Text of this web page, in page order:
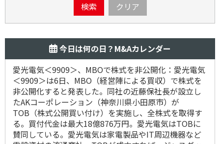
検索 クリア
今日は何の日？M&Aカレンダー
愛光電気＜9909＞、MBOで株式を非公開化：愛光電気
＜9909＞は6日、MBO（経営陣による買収）で株式を
非公開化すると発表した。同社の近藤保社長が設立し
たAKコーポレーション（神奈川県小田原市）が
TOB（株式公開買い付け）を実施し、全株式を取得す
る。買付代金は最大18億876万円。愛光電気はTOBに
賛同している。愛光電気は家電製品やIT周辺機器など